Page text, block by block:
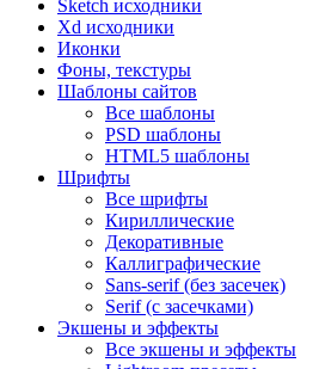
Sketch исходники
Xd исходники
Иконки
Фоны, текстуры
Шаблоны сайтов
Все шаблоны
PSD шаблоны
HTML5 шаблоны
Шрифты
Все шрифты
Кириллические
Декоративные
Каллиграфические
Sans-serif (без засечек)
Serif (с засечками)
Экшены и эффекты
Все экшены и эффекты